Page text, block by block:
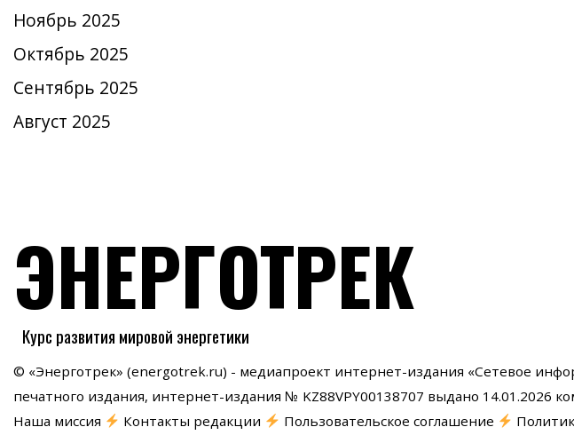
Ноябрь 2025
Октябрь 2025
Сентябрь 2025
Август 2025
ЭНЕРГОТРЕК
Курс развития мировой энергетики
© «Энерготрек» (energotrek.ru) - медиапроект интернет-издания «Сетевое
печатного издания, интернет-издания № KZ88VPY00138707 выдано
Наша миссия
Контакты редакции Пользовательское соглашение